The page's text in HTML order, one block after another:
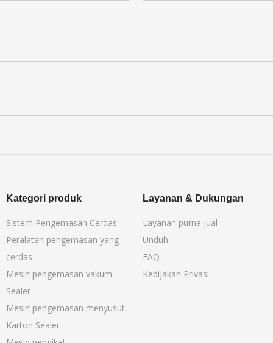
Kategori produk
Sistem Pengemasan Cerdas
Peralatan pengemasan yang
cerdas
Mesin pengemasan vakum
Sealer
Mesin pengemasan menyusut
Karton Sealer
Layanan & Dukungan
Layanan purna jual
Unduh
FAQ
Kebijakan Privasi